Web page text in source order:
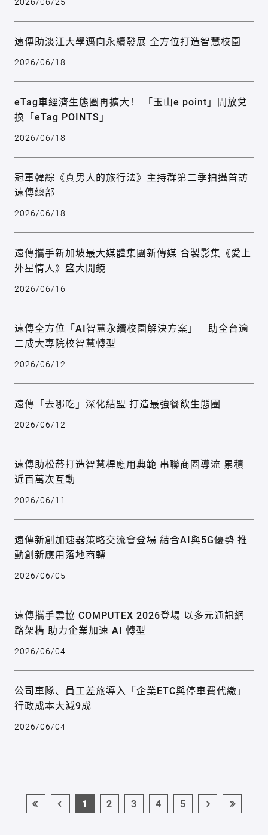
遠傳助淡江大學邁向永續發展 全方位打造智慧校園
2026/06/18
eTag車經濟生態圈再擴大！ 「玉山e point」開放兌
換「eTag POINTS」
2026/06/18
冠軍韓綜《真男人的旅行法》主持群第二季拍攝首訪
遠傳總部
2026/06/18
遠傳攜手新加坡最大媒體集團新傳媒 合製影集《愛上
外星情人》盛大開鏡
2026/06/16
遠傳全方位「AI智慧永續校園解決方案」 助全台逾
二成大專院校智慧轉型
2026/06/12
遠傳「去哪吃」深化結盟 打造最強餐飲生態圈
2026/06/12
遠傳助松菸打造智慧桿應用典範 串聯商圈導流 累積
近百萬次互動
2026/06/11
遠傳新創加速器策略交流會登場 結合AI與5G優勢 推
動創新應用落地商轉
2026/06/05
遠傳攜手雲協 COMPUTEX 2026登場 以多元通訊網
路架構 助力企業加速 AI 轉型
2026/06/04
公司車隊、員工差旅導入「企業ETC與停車費代繳」
行政成本大減9成
2026/06/04
1 2 3 4 5